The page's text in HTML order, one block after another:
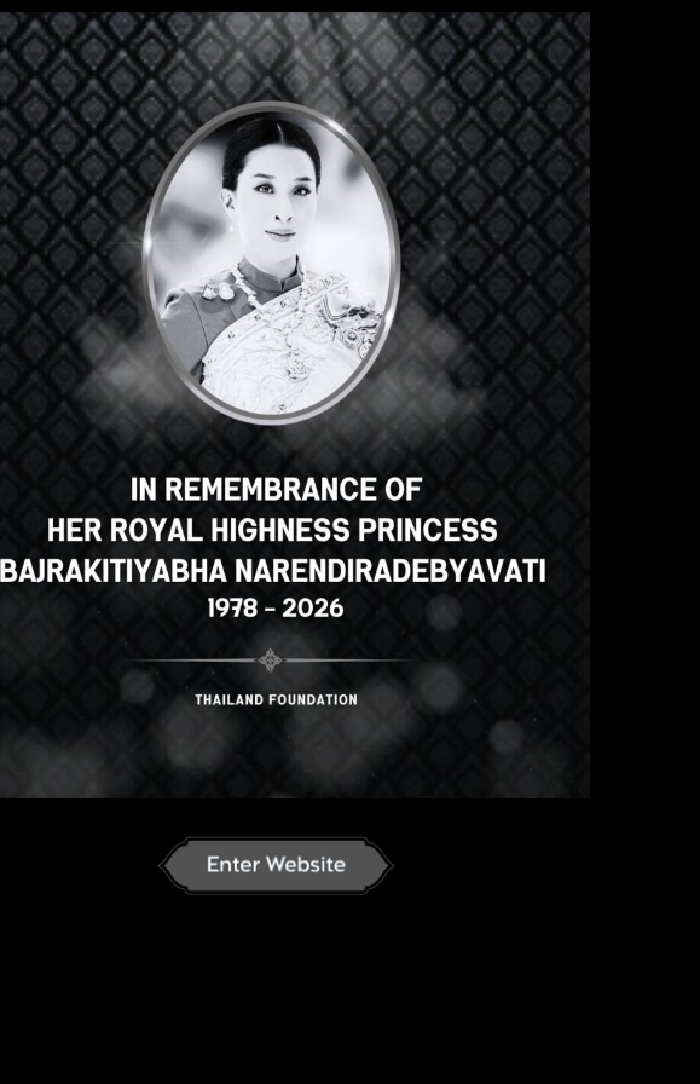
Привет, отличный курс,
правда? Вам нравится этот
курс?
ЗАЧИСЛЕНИЕ НА КУРС
Select your language
ภาษาไทย Korean
French Vietnamese
ខ្មែរ မြန်မာဘာသာ